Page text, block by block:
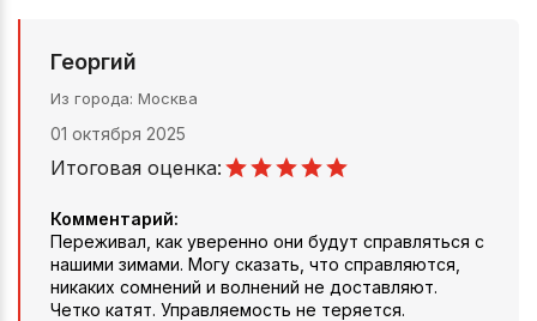
Георгий
Из города Москва
01 октября 2025
Итоговая оценка:
Комментарий:
Переживал, как уверенно они будут справляться с
нашими зимами. Могу сказать, что справляются,
никаких сомнений и волнений не доставляют.
Четко катят. Управляемость не теряется.